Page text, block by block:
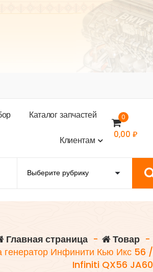
ор Каталогзапчастей
Клиентам
0
0,00 ₽
Главная страница - Товар -
генератор Инфинити Кью Икс 56 /
Infiniti QX56 JA60